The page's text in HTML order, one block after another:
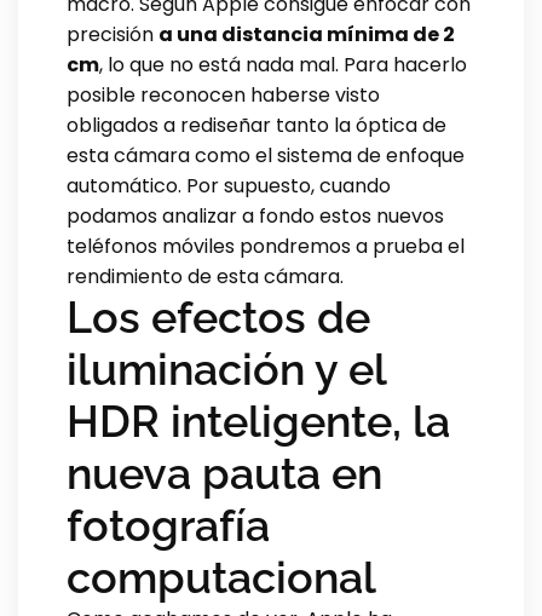
precisión a una distancia mínima de 2
cm, lo que no está nada mal. Para hacerlo
posible reconocen haberse visto
obligados a rediseñar tanto la óptica de
esta cámara como el sistema de enfoque
automático. Por supuesto, cuando
podamos analizar a fondo estos nuevos
teléfonos móviles pondremos a prueba el
rendimiento de esta cámara.
Los efectos de
iluminación y el
HDR inteligente, la
nueva pauta en
fotografía
computacional